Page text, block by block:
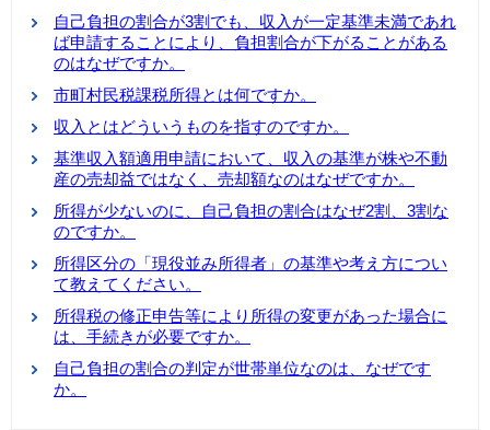
自己負担の割合が3割でも、収入が一定基準未満であれ
ば申請することにより、負担割合が下がることがある
のはなぜですか。
市町村民税課税所得とは何ですか。
収入とはどういうものを指すのですか。
基準収入額適用申請において、収入の基準が株や不動
産の売却益ではなく、売却額なのはなぜですか。
所得が少ないのに、自己負担の割合はなぜ2割、3割な
のですか。
所得区分の「現役並み所得者」の基準や考え方につい
て教えてください。
所得税の修正申告等により所得の変更があった場合に
は、手続きが必要ですか。
自己負担の割合の判定が世帯単位なのは、なぜです
か。